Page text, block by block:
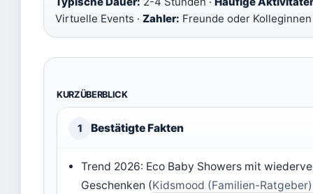
Virtuelle Events · Zahler: Freunde oder Kolleginnen
KURZÜBERBLICK
1 Bestätigte Fakten
Trend 2026: Eco Baby Showers mit
Geschenken (Kidsmood (Familien-Ratgeber)